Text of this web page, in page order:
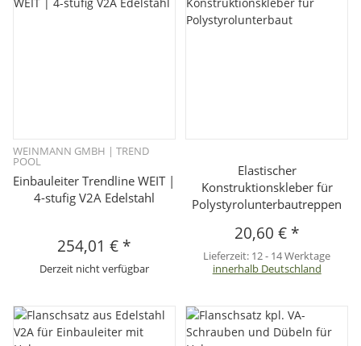
WEINMANN GMBH | TREND
POOL
Einbauleiter Trendline WEIT |
4-stufig V2A Edelstahl
254,01 € *
Derzeit nicht verfügbar
Elastischer
Konstruktionskleber für
Polystyrolunterbautreppen
20,60 € *
Lieferzeit: 12 - 14 Werktage
innerhalb Deutschland